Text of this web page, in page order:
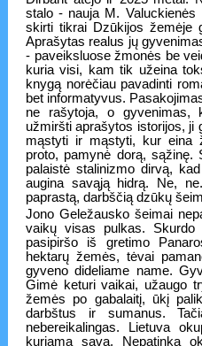
stalo - nauja M. Valuckienės
skirti tikrai Dzūkijos žemėje
Aprašytas realus jų
- paveiksluose žmonės be
kuria visi, kam tik užeina
knygą norėčiau pavadinti
bet informatyvus.
ne rašytoja, o gyvenimas,
užmiršti aprašytos istorijos, ji
mąstyti ir mąstyti, kur eina
proto, pamynė dorą, sąžinę.
palaistė stalinizmo dirvą,
augina savąją hidrą. Ne,
paprastą, darbščią dzūkų
Jono Geležausko šeimai
vaikų visas pulkas. Skurdo
pasipiršo iš gretimo
hektarų žemės, tėvai
gyveno dideliame name.
Gimė keturi vaikai, užaugo
žemės po gabalaitį, ūkį
darbštus ir sumanus.
nebereikalingas. Lietuva
kuriama sava. Nepatinka